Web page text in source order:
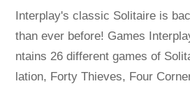
Interplay's classic Solitaire is
than ever before! Games Interplay Solitaire Deluxe co
ntains 26 different games of
lation, Forty Thieves, Four
Nivernaise, Pyramid, Scorpion,